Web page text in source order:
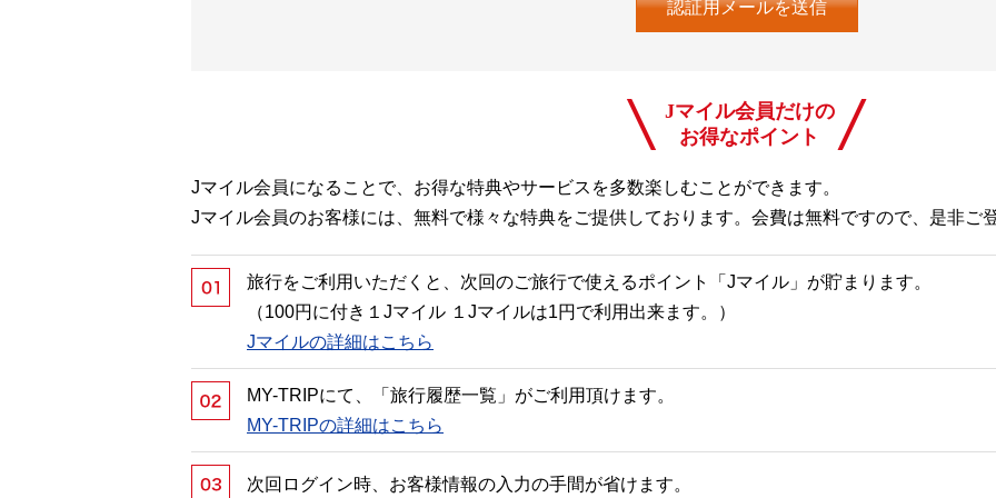
Jマイル会員だけの
お得なポイント
Jマイル会員になることで、お得な特典やサービスを多数楽しむことができます。
Jマイル会員のお客様には、無料で様々な特典をご提供しております。会費は無料ですので、是非ご
旅行をご利用いただくと、次回のご旅行で使えるポイント「Jマイル」が貯まります。
（100円に付き１Jマイル １Jマイルは1円で利用出来ます。）
Jマイルの詳細はこちら
MY-TRIPにて、「旅行履歴一覧」がご利用頂けます。
MY-TRIPの詳細はこちら
次回ログイン時、お客様情報の入力の手間が省けます。